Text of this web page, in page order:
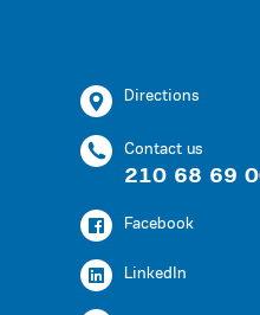
Directions
Contact us
210 68 69
Facebook
LinkedIn